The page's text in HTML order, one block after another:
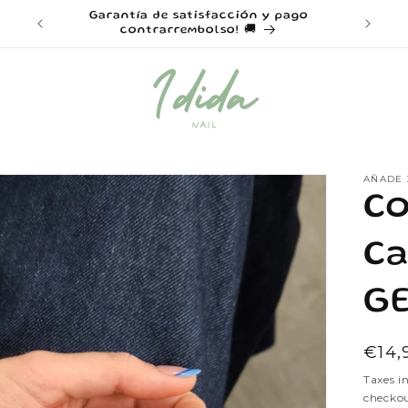
⭐
Garantía de satisfacción y pago
contrarrembolso! 🚚
AÑADE
Taxes